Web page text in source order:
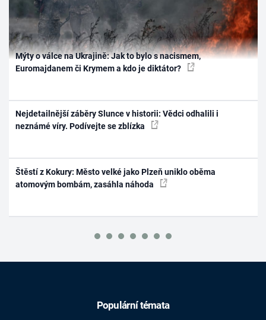
Mýty o válce na Ukrajině: Jak to bylo s nacismem,
Euromajdanem či Krymem a kdo je diktátor?
Nejdetailnější záběry Slunce v historii: Vědci odhalili i
neznámé víry. Podívejte se zblízka
Štěstí z Kokury: Město velké jako Plzeň uniklo oběma
atomovým bombám, zasáhla náhoda
Populární témata